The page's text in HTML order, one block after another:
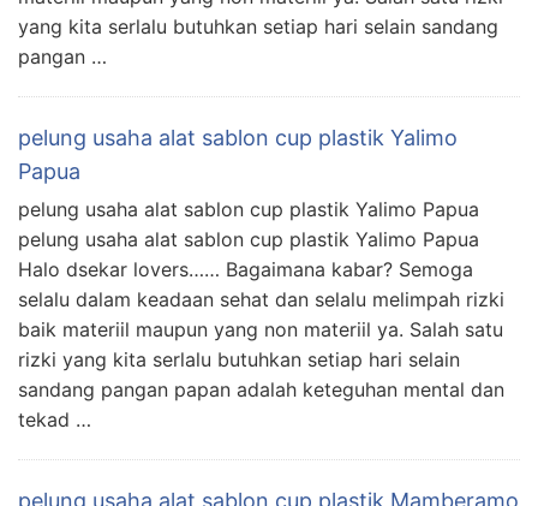
yang kita serlalu butuhkan setiap hari selain sandang
pangan …
pelung usaha alat sablon cup plastik Yalimo
Papua
pelung usaha alat sablon cup plastik Yalimo Papua
pelung usaha alat sablon cup plastik Yalimo Papua
Halo dsekar lovers…… Bagaimana kabar? Semoga
selalu dalam keadaan sehat dan selalu melimpah rizki
baik materiil maupun yang non materiil ya. Salah satu
rizki yang kita serlalu butuhkan setiap hari selain
sandang pangan papan adalah keteguhan mental dan
tekad …